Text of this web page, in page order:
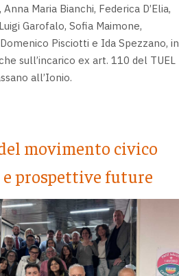
Maria Bianchi, Federica D’Elia,
Garofalo, Sofia Maimone,
Pisciotti e Ida Spezzano, in
sull’incarico ex art. 110 del TUEL
all’Ionio.
movimento civico
prospettive future